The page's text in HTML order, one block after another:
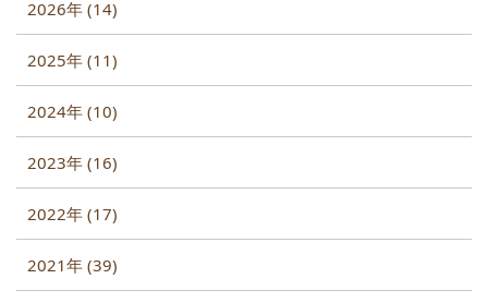
2026年 (14)
2025年 (11)
2024年 (10)
2023年 (16)
2022年 (17)
2021年 (39)